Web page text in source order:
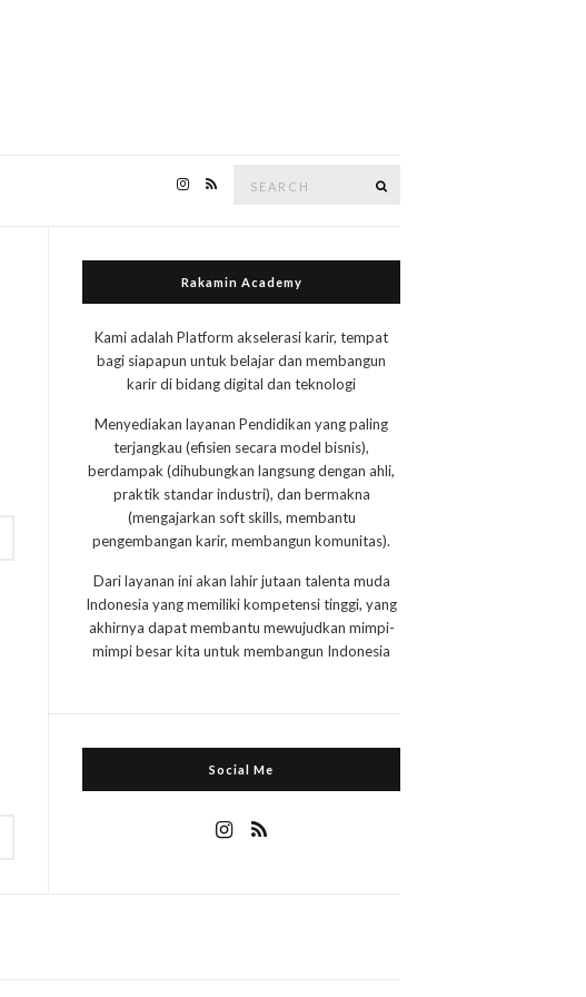
Rakamin Academy
Kami adalah Platform akselerasi karir, tempat
bagi siapapun untuk belajar dan membangun
karir di bidang digital dan teknologi
Menyediakan layanan Pendidikan yang paling
terjangkau (efisien secara model bisnis),
berdampak (dihubungkan langsung dengan ahli,
praktik standar industri), dan bermakna
(mengajarkan soft skills, membantu
pengembangan karir, membangun komunitas).
Dari layanan ini akan lahir jutaan talenta muda
Indonesia yang memiliki kompetensi tinggi, yang
akhirnya dapat membantu mewujudkan mimpi-
mimpi besar kita untuk membangun Indonesia
Social Me